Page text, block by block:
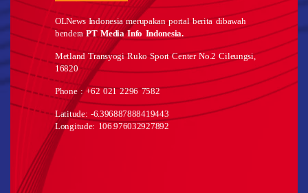
OLNews Indonesia merupakan portal berita dibawah
benderaPT Media Info Indonesia.
Metland Transyogi Ruko Sport Center No.2 Cileungsi,
16820
Phone : +62 021 2296 7582
Latitude: -6.396887888419443
Longitude: 106.976032927892